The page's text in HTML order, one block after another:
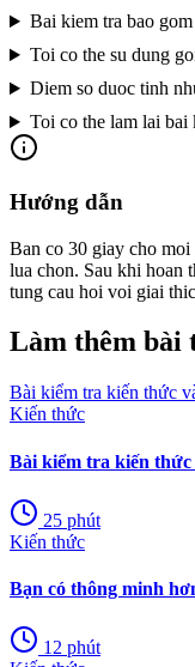
Bai kiem tra bao
Toi co the su dung
Diem so duoc tinh
Toi co the lam lai bai
Hướng dẫn
Ban co 30 giay cho
lua chon. Sau khi hoan
tung cau hoi voi giai
Làm thêm bài
Bài kiểm tra kiến thức
Kiến thức
Bài kiểm tra kiến
25 phút
Kiến thức
Bạn có thông minh
12 phút